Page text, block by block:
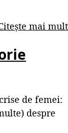
mai mult
de femei:
despre